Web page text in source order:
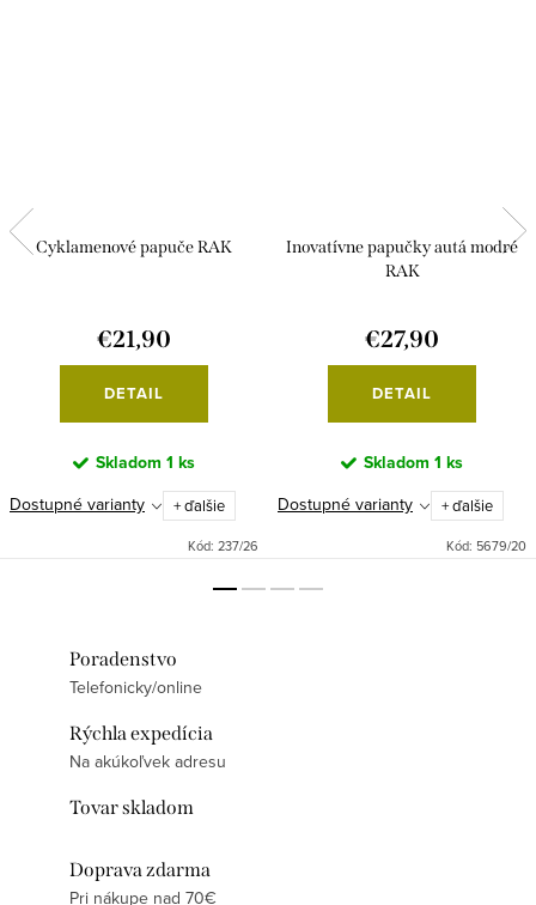
Cyklamenové papuče RAK
€21,90
DETAIL
Skladom 1 ks
Dostupné varianty
+ ďalšie
Kód: 237/26
Inovatívne papučky autá modré
RAK
€27,90
DETAIL
Skladom 1 ks
Dostupné varianty
+ ďalšie
Kód: 5679/20
Poradenstvo
Telefonicky/online
Rýchla expedícia
Na akúkoľvek adresu
Tovar skladom
Doprava zdarma
Pri nákupe nad 70€